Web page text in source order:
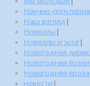
Научно-
Наш взгляд |
Новеллы |
Новеллы и эссе |
Новогодняя
Новогодняя
Новогодняя проза
новости |